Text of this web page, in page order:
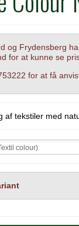
og Frydensberg
for at kunne se
for at få
af tekstiler med
colour)